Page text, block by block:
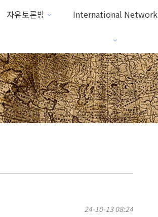
자유토론방
International Network
24-10-13 08:24